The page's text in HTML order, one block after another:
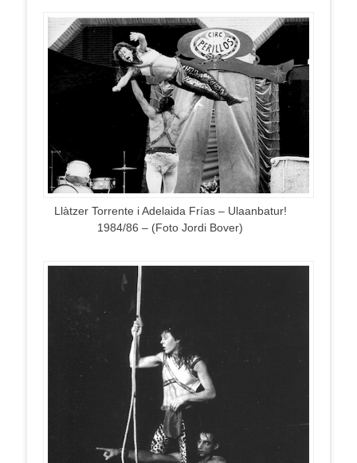
Llàtzer Torrente i Adelaida Frías – Ulaanbatur!
1984/86 – (Foto Jordi Bover)